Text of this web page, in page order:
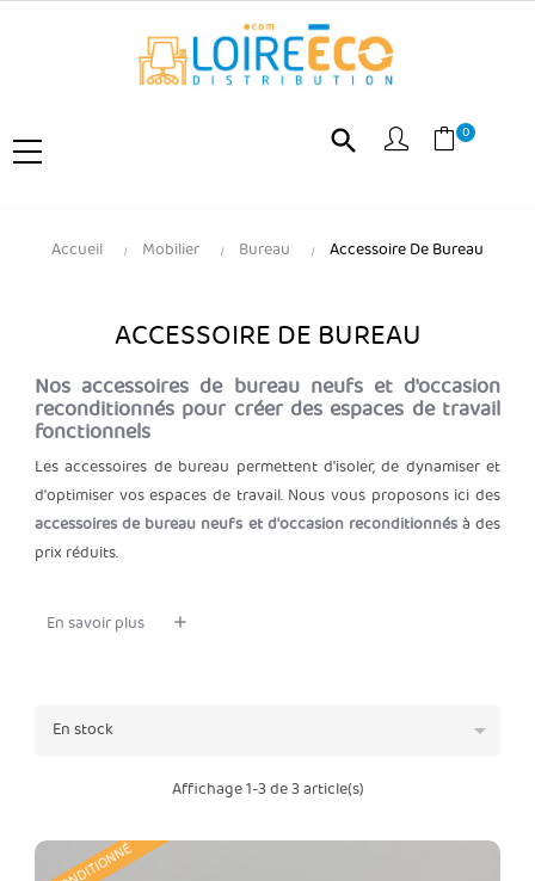
search 0
Accueil Mobilier Bureau Accessoire De Bureau
ACCESSOIRE DE BUREAU
Nos accessoires de bureau neufs et d'occasion
reconditionnés pour créer des espaces de travail
fonctionnels
Les accessoires de bureau permettent d'isoler, de dynamiser et
d'optimiser vos espaces de travail. Nous vous proposons ici des
accessoires de bureau neufs et d'occasion reconditionnésà des
prix réduits.
En savoir plus
En stock 
Affichage 1-3 de 3 article(s)